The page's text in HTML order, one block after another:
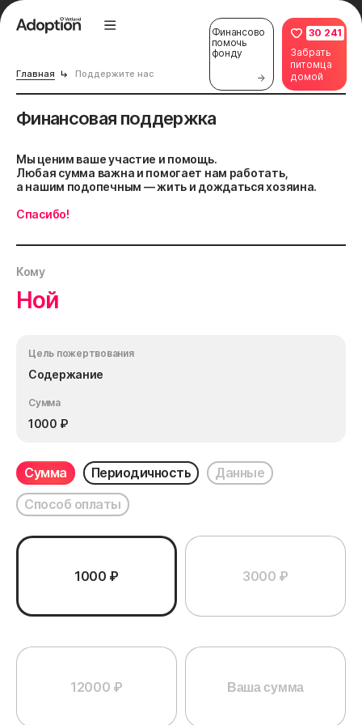
Финансово
помочь
фонду
30 241
Забрать
питомца
домой
Главная Поддержите нас
Финансовая поддержка
Мы ценим ваше участие и помощь.
Любая сумма важна и помогает нам работать,
а нашим подопечным — жить и дождаться хозяина.
Спасибо!
Кому
Ной
Цель пожертвования
Содержание
Сумма
1000 ₽
Сумма Периодичность
Данные
Способ оплаты
1000 ₽ 3000 ₽
12000 ₽